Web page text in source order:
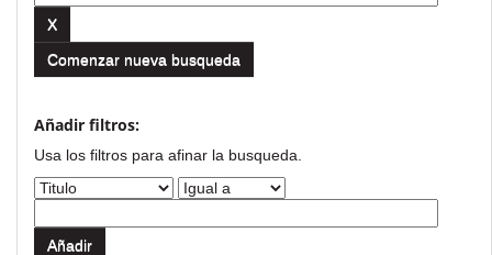
Comenzar nueva busqueda
Añadir filtros:
Usa los filtros para afinar la busqueda.